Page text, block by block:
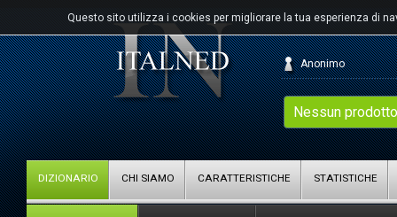
Questo sito utilizza i cookies per migliorare la tua esperienza di
Nessun
Anonimo
DIZIONARIO CHI SIAMO CARATTERISTICHE STATISTICHE